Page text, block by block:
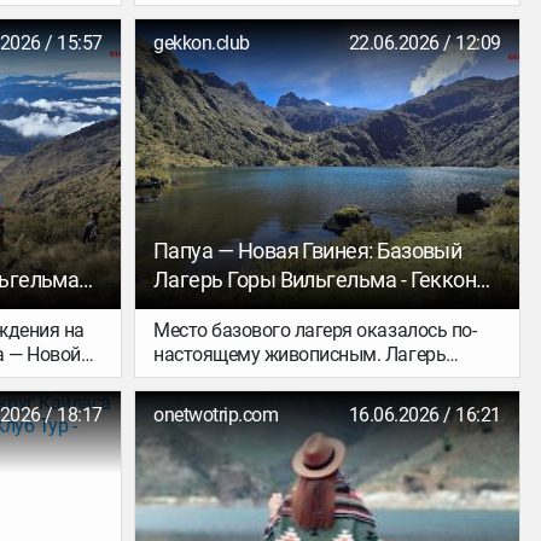
на
и
с
осталось
от
вас не
как
можно
которые
взгляда
/ 15:57
на
— Новой
кто
красивый
по Папуа.
gekkon.club 22.06.2026 / 12:09
Папуа — Новая Гвинея: Базовый
Лагерь Горы Вильгельма - Геккон
Клуб Тур
Место базового лагеря оказалось по-
настоящему живописным. Лагерь
расположен на высоте около 3600
метров, у двух высокогорных озёр —
Пиунде и Аунде, в которых, словно в
зеркале, отражаются окружающие
скалистые гребни.
/ 18:17 onetwotrip.com 16.06.2026 / 16:21